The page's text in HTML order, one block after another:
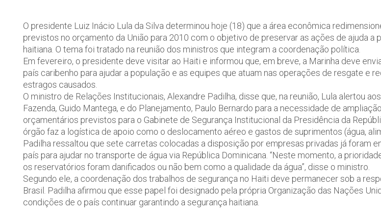
O presidente Luiz Inácio Lula da Silva determinou hoje (18) que a área econômica
previstos no orçamento da União para 2010 com o objetivo de preservar as ações de ajuda a
haitiana. O tema foi tratado na reunião dos ministros que integram a coordenação política.
Em fevereiro, o presidente deve visitar ao Haiti e informou que, em breve, a Marinha deve
país caribenho para ajudar a população e as equipes que atuam nas operações de resgate e
estragos causados.
O ministro de Relações Institucionais, Alexandre Padilha, disse que, na reunião, Lula alertou
Fazenda, Guido Mantega, e do Planejamento, Paulo Bernardo para a necessidade de
orçamentários previstos para o Gabinete de Segurança Institucional da Presidência da
órgão faz a logística de apoio como o deslocamento aéreo e gastos de suprimentos (água,
Padilha ressaltou que sete carretas colocadas a disposição por empresas privadas já foram
país para ajudar no transporte de água via República Dominicana. “Neste momento, a
os reservatórios foram danificados ou não bem como a qualidade da água”, disse o ministro.
Segundo ele, a coordenação dos trabalhos de segurança no Haiti deve permanecer sob a
Brasil. Padilha afirmou que esse papel foi designado pela própria Organização das Nações
condições de o país continuar garantindo a segurança haitiana.